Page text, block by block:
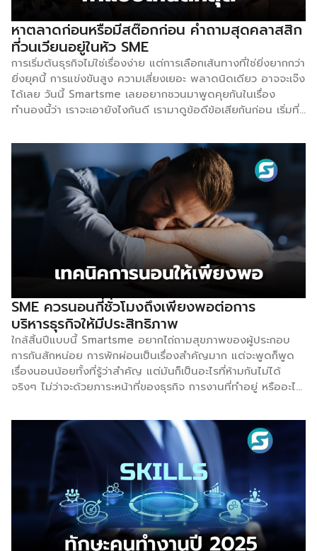
อย่างน้อย 2-3 วันในแต่ละเดือน ขณะที่ร้อยละ 20 ระบุว่ามีปัญหา
ง่วงนอนเป็นบางวันหรือมากกว่านั้นต่อสัปดาห์ ในทางกลับกัน การ
นอนหลับอย่างเพียงพอจะช่วยเพิ่มความจำ อายุยืน ลดการ
อักเสบ มีสมาธิ และจดจ่อมากขึ้น เหล่านี้ส่งผลต่อนักธุรกิจเป็น
อย่างมาก 2.ทำสมาธิ หลังจากตื่นนอนแล้ว การนั่งสมาธิเป็นสิ่ง
สำคัญที่จะช่วยให้มีทัศนคติเชิงบวก ขยายขอบเขตออกไป […]
หาตลาดก่อนหรือมีสต๊อกก่อน คำถามสุดคลาสสิก
ที่วนเวียนอยู่ในหัว SME
การเริ่มต้นธุรกิจไม่ใช่เรื่องง่าย แต่การเลือกเส้นทางที่ใช่ยิ่งยากกว่า
ยิ่งยุคนี้ การแข่งขันสูง ความเสี่ยงเยอะ พลาดนิดเดียว อาจจะเจ๊ง
ได้เลย วันนี้ Smartsme เลยอยากชวนมาพูดคุยกันในเรื่อง
ทำนองนี้ว่า เราจะเอายังไงกันดี เรามาดูข้อดีข้อเสียกันก่อน เริ่มที่
ตลาด เข้าใจความต้องการลูกค้าอย่างแท้จริง ได้ข้อมูลเชิงลึก
เช่น พฤติกรรม ความชอบ ปัญหา และความคาดหวังของลูกค้า
ช่วยลดความเสี่ยงในการผลิตสินค้าแล้วขายไม่ออก และยังไม่ต้อง
ลงทุนสต๊อกสินค้าในตอนแรกด้วย อาจจะใช้เป็น Minimum
Viable Product ก็ช่วยประหยัดต้นทุนในช่วงแรกด้วย นอกจากนี้
เรายังมีโอกาสได้รับ Feedback จากลูกค้า เราก็สามารถนำมา
ปรับปรุงสินค้าให้ดีและตรงใจกลุ่มเป้าหมายได้มากขึ้น และที่สำคัญ
ยังเป็นการเริ่มสร้าง Community และ Brand ให้แข็งแกร่งตั้งแต่
เริ่มต้น แต่ว่าจะมีข้อเสียอยู่ที่ อาจเสียโอกาสทางการขาย หาก
ลูกค้าต้องการสินค้าทันที และในบางครั้งกว่าจะหาตลาดจนเจอ
ลูกค้าที่ใช่ อาจต้องใช้เวลานาน และถ้าเรามีสต๊อกสินค้าก่อน
จะดียังไง ของมันพร้อมขาย สามารถตอบสนองความต้องการ
ของลูกค้าได้ทันทีเลย และการที่มีสินค้าพร้อมส่ง ก็ช่วยสร้างความ
มั่นใจให้ลูกค้าเราด้วย และการสั่งผลิตที่ละจำนวนมากๆ ก็อาจได้
ราคาต่อหน่วยที่ถูกกว่า เป็นการลดต้นทุนระยะยาวในอีกทางนึง […]
SME ควรนอนกี่ชั่วโมงถึงเพียงพอต่อการ
บริหารธุรกิจให้มีประสิทธิภาพ
ใกล้สิ้นปีแบบนี้ Smartsme อยากไถ่ถามสุขภาพของผู้ประกอบ
การกันสักหน่อย การพักผ่อนเป็นเรื่องสำคัญมาก แต่จะพูดก็พูด
เรื่องนอนน้อยทั้งที่รู้ว่าสำคัญ แต่มันก็เป็นอะไรที่ห้ามกันไม่ได้
จริงๆ ไม่ว่าจะด้วยภาระหน้าที่ของธุรกิจ การงานที่ทำอยู่ หรืออะไร
กลับ Loop เดิมอีก วันนี้เราจะได้รู้กัน ไหนๆถ้าผู้ประกอบการ SME
จะต้องนอนน้อยแล้ว เราจะนอนยังไงให้ได้ประสิทธิภาพเลยขอนำ
เสนอ กฎ 90 นาที ของการนอน —— [ กฏ 90 นาที คืออะไร ]
—— กฎ 90 นาที คือเทคนิคการนอนหลับที่ช่วยให้เราตื่นมาแล้ว
รู้สึกสดชื่น กระปรี้กระเปร่า ไม่งัวเงีย แต่ก่อนอื่นเรามาทำความ
เข้าใจวงจรการนอนหลับของมนุษย์กันก่อน วงจรการนอนของ
มนุษย์จะวนซ้ำไปมาระหว่าง 2 ช่วงใหญ่ๆ คือ ช่วงหลับลึก และ
ช่วงหลับฝัน ช่วงหลับลึก แบ่งเป็น 3 ระยะ คือ ระยะที่ 1: เราจะ
ง่วงๆ ซึมๆ เคลิ้มๆ […]